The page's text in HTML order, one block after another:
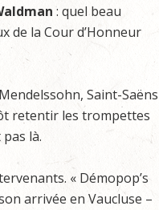
: quel beau
de la Cour d’Honneur
Saint-Saëns
retentir les trompettes
là.
« Démopop’s
arrivée en Vaucluse –